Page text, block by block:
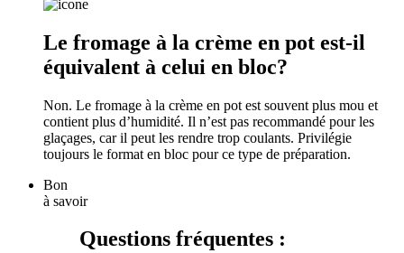
Le fromage à la crème en pot est-il
équivalent à celui en bloc?
Non. Le fromage à la crème en pot est souvent plus mou et
contient plus d’humidité. Il n’est pas recommandé pour les
glaçages, car il peut les rendre trop coulants. Privilégie
toujours le format en bloc pour ce type de préparation.
Bon
à savoir
Questions fréquentes :